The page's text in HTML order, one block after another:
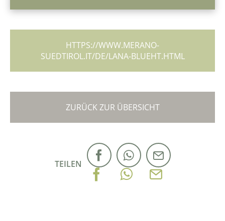
HTTPS://WWW.MERANO-
SUEDTIROL.IT/DE/LANA-BLUEHT.HTML
ZURÜCK ZUR ÜBERSICHT
TEILEN